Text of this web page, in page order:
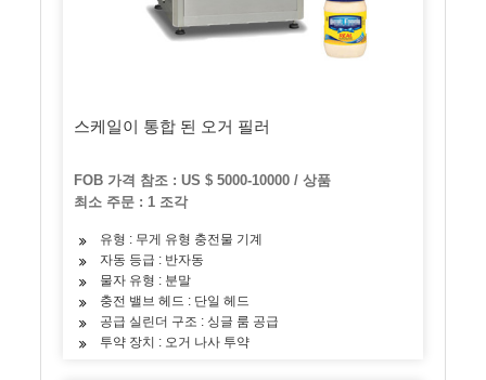
스케일이 통합 된 오거 필러
FOB 가격 참조 : US $ 5000-10000 / 상품
최소 주문 : 1 조각
유형 : 무게 유형 충전물 기계
자동 등급 : 반자동
물자 유형 : 분말
충전 밸브 헤드 : 단일 헤드
공급 실린더 구조 : 싱글 룸 공급
투약 장치 : 오거 나사 투약